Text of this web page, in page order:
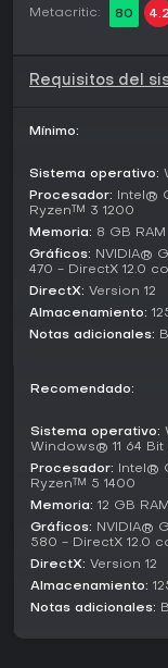
Maps and Updates
interés urbanos y
para acción
de Resurgence.
A principios de
mapas y modos,
Las
evolución,
funciones
¿Merece la pena?
modelo free-to-
mejoras sobre
opiniones de los
pulida.
Si buscas acción
estratégica, el
comunidades
convirtiéndolo en
como para
Metacritic: 80 4.2
Requisitos del
Mínimo:
Sistema operativo:
Procesador: Intel®
Ryzen™ 3 1200
Memoria: 8 GB RAM
Gráficos: NVIDIA®
470 - DirectX 12.0
DirectX: Version 12
Almacenamiento:
Notas adicionales:
Recomendado:
Sistema operativo:
Windows® 11 64
Procesador: Intel®
Ryzen™ 5 1400
Memoria: 12 GB RAM
Gráficos: NVIDIA®
580 - DirectX 12.0
DirectX: Version 12
Almacenamiento:
Notas adicionales: